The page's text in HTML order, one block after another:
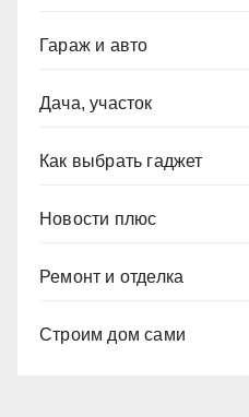
Гараж и авто
Дача, участок
Как выбрать гаджет
Новости плюс
Ремонт и отделка
Строим дом сами